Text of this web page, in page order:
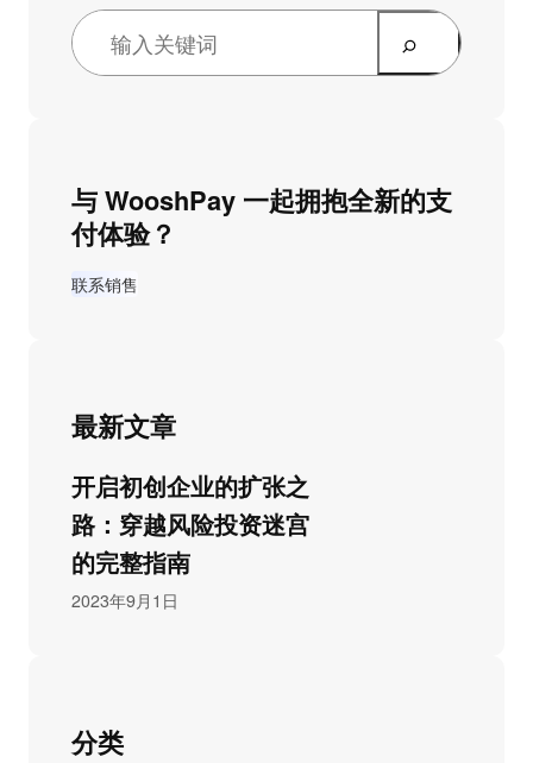
与 WooshPay 一起拥抱全新的支
付体验？
联系销售
最新文章
开启初创企业的扩张之
路：穿越风险投资迷宫
的完整指南
2023年9月1日
分类